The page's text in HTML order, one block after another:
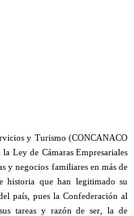
y Turismo (CONCANACO
Ley de Cámaras Empresariales
y negocios familiares en más de
que han legitimado su
país, pues la Confederación al
tareas y razón de ser, la de